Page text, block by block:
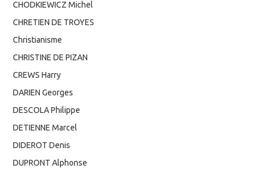
CHODKIEWICZ Michel
CHRETIEN DE TROYES
Christianisme
CHRISTINE DE PIZAN
CREWS Harry
DARIEN Georges
DESCOLA Philippe
DETIENNE Marcel
DIDEROT Denis
DUPRONT Alphonse